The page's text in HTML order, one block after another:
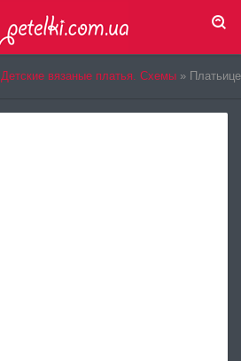
Детские вязаные платья. Схемы »